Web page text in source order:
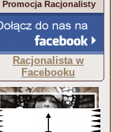
Promocja Racjonalisty
Racjonalista w
Facebooku